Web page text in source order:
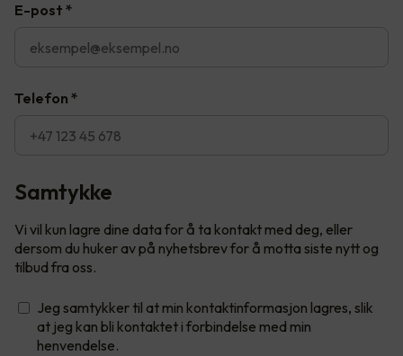
E-post *
Telefon *
Samtykke
Vi vil kun lagre dine data for å ta kontakt med deg, eller
dersom du huker av på nyhetsbrev for å motta siste nytt og
tilbud fra oss.
Jeg samtykker til at min kontaktinformasjon lagres, slik
at jeg kan bli kontaktet i forbindelse med min
henvendelse.